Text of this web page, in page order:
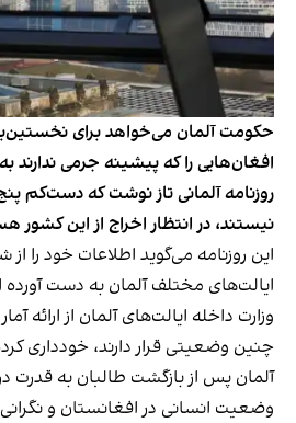
حکومت آلمان می‌خواهد برای
افغان‌هایی را که پیشینه جرمی ندارند
روزنامه آلمانی تاز نوشت که دست‌کم
نیستند، در انتظار اخراج از این کشور
این روزنامه می‌گوید اطلاعات خود را از
ایالت‌های مختلف آلمان به دست
وزارت‌ داخله ایالت‌های آلمان از ارائه
چنین وضعیتی قرار دارند، خودداری
وضعیت انسانی در افغانستان و